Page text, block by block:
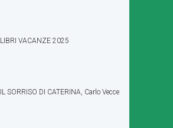
LIBRI VACANZE 2025
IL SORRISO DI CATERINA, Carlo Vecce